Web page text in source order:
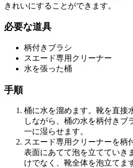
きれいにすることができます。
必要な道具
柄付きブラシ
スエード専用クリーナー
水を張った桶
手順
桶に水を溜めます。靴を直接
しながら、桶の水を柄付きブ
一に湿らせます。
スエード専用クリーナーを柄
表面にあてて泡を立てていき
けでなく、靴全体を泡立てま